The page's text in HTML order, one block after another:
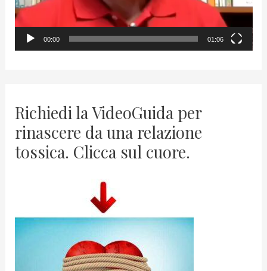
a
y
00:00 01:06
Richiedi la VideoGuida per
rinascere da una relazione
tossica. Clicca sul cuore.